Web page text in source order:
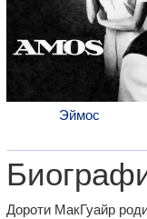
Эймос
Дороти МакГуайр